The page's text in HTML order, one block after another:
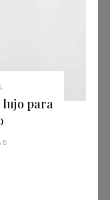
lujo para